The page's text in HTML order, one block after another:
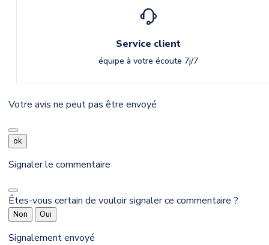
Service client
équipe à votre écoute 7j/7
Votre avis ne peut pas être envoyé
ok
Signaler le commentaire
Êtes-vous certain de vouloir signaler ce commentaire ?
Non Oui
Signalement envoyé